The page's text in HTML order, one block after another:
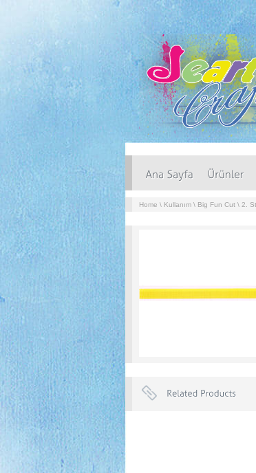
Home \ Kullanım \ Big Fun Cut \ 2.